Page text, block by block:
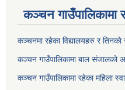
कञ्चन
कञ्चनमा रहेका विद्यालयहरु र तिनकाे
कञ्चन गाउँपालिकामा बाल संजालको
कञ्चन गाउँपालिकामा रहेका महिला